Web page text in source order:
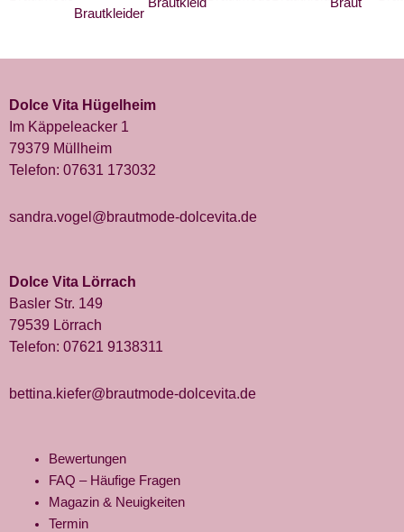
Dolce Vita Hügelheim
Im Käppeleacker 1
79379 Müllheim
Telefon: 07631 173032
sandra.vogel@brautmode-dolcevita.de
Dolce Vita Lörrach
Basler Str. 149
79539 Lörrach
Telefon: 07621 9138311
bettina.kiefer@brautmode-dolcevita.de
Bewertungen
FAQ – Häufige Fragen
Magazin & Neuigkeiten
Termin